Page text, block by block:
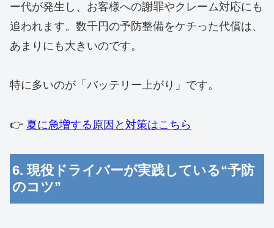
ー代が発生し、お客様への謝罪やクレーム対応にも
追われます。数千円の予防整備をケチった代償は、
あまりにも大きいのです。
特に多いのが「バッテリー上がり」です。
👉 夏に急増する原因と対策はこちら
6. 現役ドライバーが実践している“予防
のコツ”